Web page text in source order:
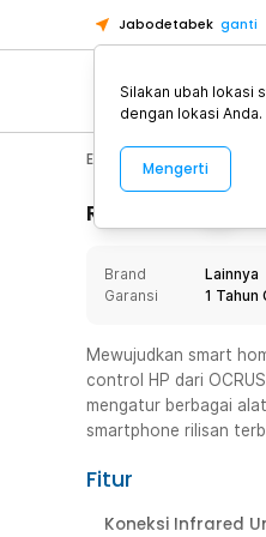
Jabodetabek ganti
Electronic Video
Rincian Produk
Brand
Lainnya
Garansi
1 Tahun
Mewujudkan smart
control HP dari
mengatur berbagai
smartphone rilisan
Fitur
Koneksi Infrared
Silakan ubah lokasi
dengan lokasi Anda.
Mengerti